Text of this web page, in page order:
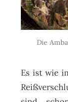
Die
Es ist wie